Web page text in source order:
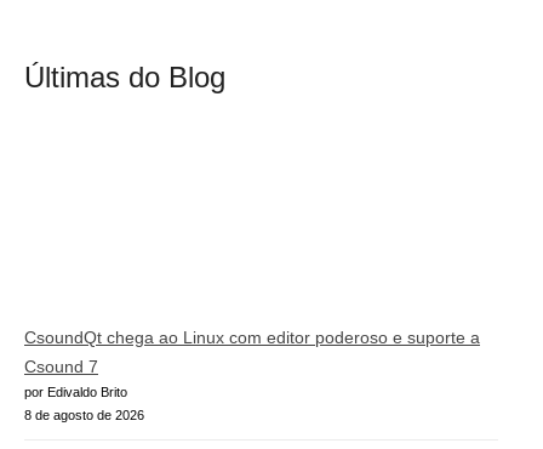
Últimas do Blog
CsoundQt chega ao Linux com editor poderoso e suporte a
Csound 7
por Edivaldo Brito
8 de agosto de 2026